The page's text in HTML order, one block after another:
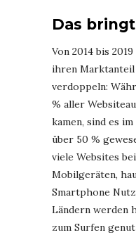
Das
Von 2014 bis
ihren
verdoppeln:
% aller
kamen, sind es
über 50 %
viele Websites
Mobilgeräten,
Smartphone
Ländern werden
zum Surfen